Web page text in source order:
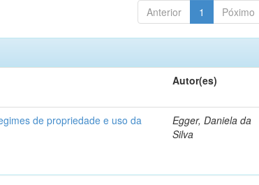
Anterior 1 Póximo
Autor(es)
de propriedade e uso da
Egger, Daniela da
Silva